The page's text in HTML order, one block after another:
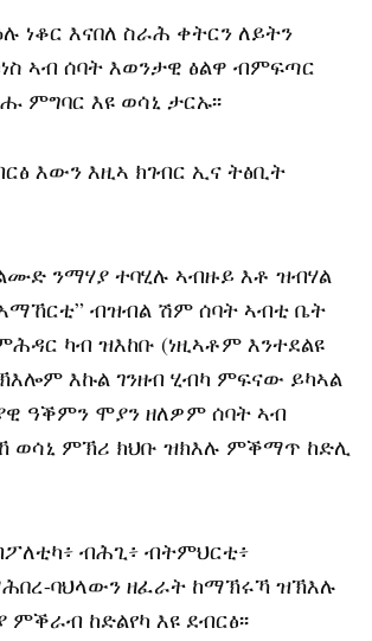
ነቆር እናበለ ስራሕ ቀትርን ለይትን
ኣብ ሰባት እወንታዊ ፅልዋ ብምፍጣር
ምግባር እዩ ወሳኒ ታርኡ፡፡
እውን እዚኣ ክገብር ኢና ትፅቢት
ንማሃያ ተባሂሉ ኣብዙይ እቶ ዝብሃል
ብዝብል ሽም ሰባት ኣብቲ ቤት
ካብ ዝእከቡ (ነዚኣቶም እንተደልዩ
እኩል ገንዘብ ሂብካ ምፍናው ይካኣል
ዓቕምን ሞያን ዘለዎም ሰባት ኣብ
ወሳኒ ምኽሪ ክህቡ ዝክእሉ ምቕማጥ ከድሊ
ብሕጊ፥ ብትምህርቲ፥
ባህላውን ዘፈራት ከማኽሩኻ ዝኽእሉ
ከድልየካ እዩ ደብርፅ፡፡